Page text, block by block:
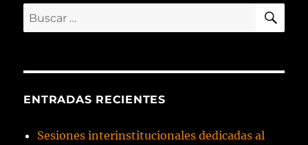
Buscar
por:
ENTRADAS RECIENTES
Sesiones interinstitucionales dedicadas al